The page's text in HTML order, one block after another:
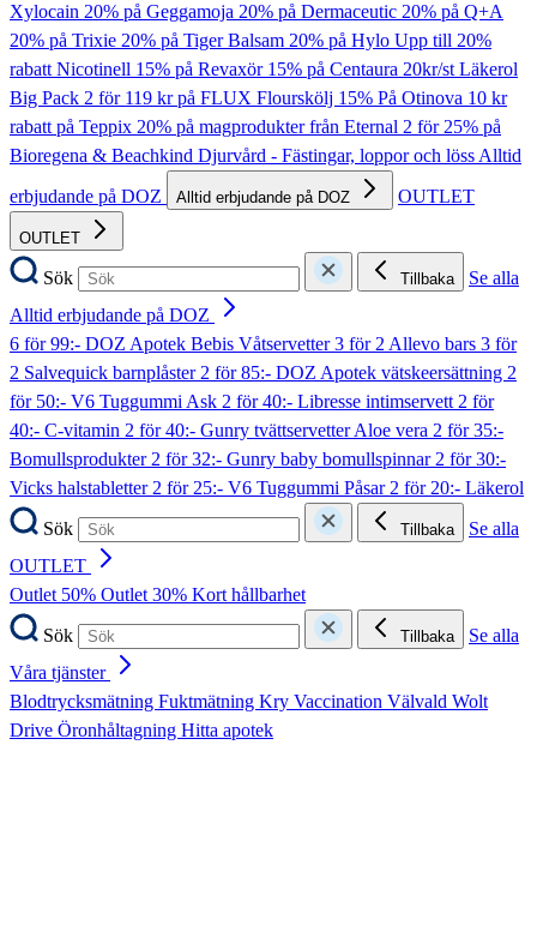
Xylocain 20% på Geggamoja 20% på Dermaceutic 20% på Q+A
20% på Trixie 20% på Tiger Balsam 20% på Hylo Upp till 20%
rabatt Nicotinell 15% på Revaxör 15% på Centaura 20kr/st Läkerol
Big Pack 2 för 119 kr på FLUX Flourskölj 15% På Otinova 10 kr
rabatt på Teppix 20% på magprodukter från Eternal 2 för 25% på
Bioregena & Beachkind Djurvård - Fästingar, loppor och lössAlltid
erbjudande på DOZ
Alltid erbjudande på DOZ OUTLET
OUTLET
Sök Tillbaka
Se alla
Alltid erbjudande på DOZ
6 för 99:- DOZ Apotek Bebis Våtservetter3 för 2 Allevo bars 3 för
2 Salvequick barnplåster2 för 85:- DOZ Apotek vätskeersättning 2
för 50:- V6 Tuggummi Ask 2 för 40:- Libresse intimservett2 för
40:- C-vitamin 2 för 40:- Gunry tvättservetter Aloe vera 2 för 35:-
Bomullsprodukter2 för 32:- Gunry baby bomullspinnar2 för 30:-
Vicks halstabletter2 för 25:- V6 Tuggummi Påsar2 för 20:- Läkerol
Sök
Tillbaka
Se alla
OUTLET
Outlet 50% Outlet 30% Kort hållbarhet
Sök
Tillbaka
Se alla
Våra tjänster
Blodtrycksmätning Fuktmätning Kry Vaccination Välvald Wolt
Drive Öronhåltagning Hitta apotek